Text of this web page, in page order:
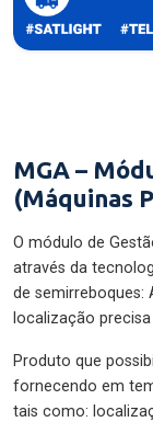
MGA –
(Máquinas
O módulo de
através da
de semirreboques:
localização
Produto que
fornecendo em
tais como: